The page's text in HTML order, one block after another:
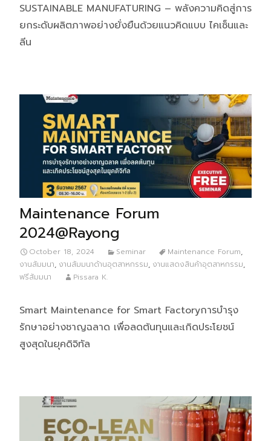
SUSTAINABLE MANUFATURING – พลังความคิดสู่การ
ยกระดับผลิตภาพอย่างยั่งยืนด้วยแนวคิดแบบ ไคเซ็นและ
ลีน
Maintenance Forum
2024@Rayong
October 18, 2024 Seminar Maintenance Forum,
งานสัมมนา, งานสัมมนาด้านอุตสาหกรรม, งานแสดงสินค้าอุตสาหกรรม,
ฟรีสัมมนา
Pissara K.
Smart Maintenance for Smart Factoryการบำรุง
รักษาอย่างชาญฉลาด เพื่อลดต้นทุนและเกิดประโยชน์
สูงสุดในยุคดิจิทัล